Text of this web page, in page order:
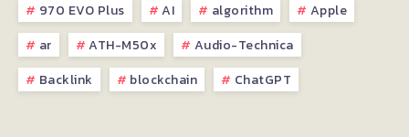
970 EVO Plus AI algorithm
Apple
ar
ATH-M50x
Audio-Technica
Backlink
blockchain ChatGPT